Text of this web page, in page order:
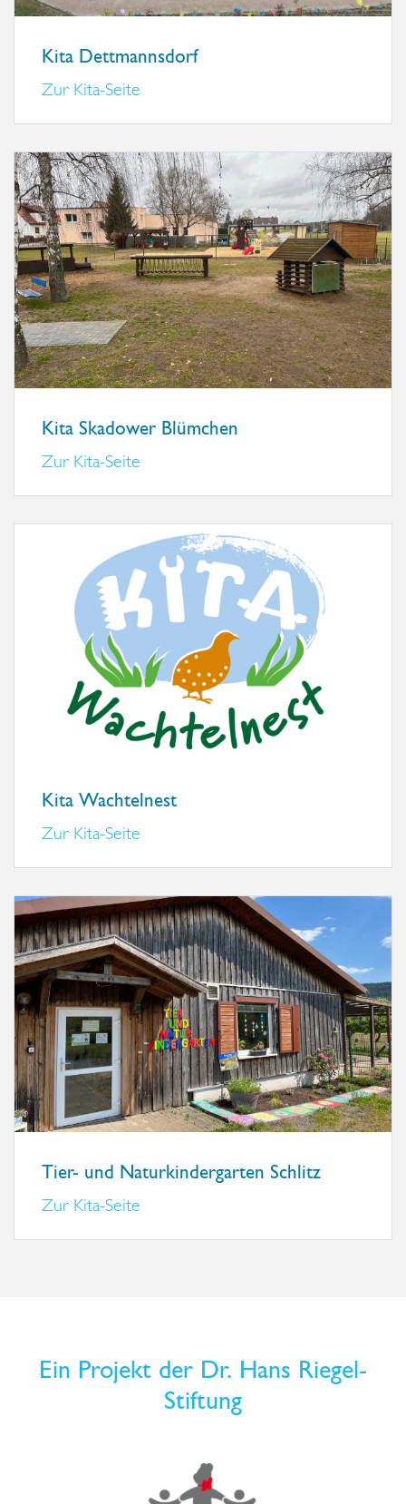
Kita Dettmannsdorf
Zur Kita-Seite
Kita Skadower Blümchen
Zur Kita-Seite
Kita Wachtelnest
Zur Kita-Seite
Tier- und Naturkindergarten Schlitz
Zur Kita-Seite
Ein Projekt der Dr. Hans Riegel-
Stiftung